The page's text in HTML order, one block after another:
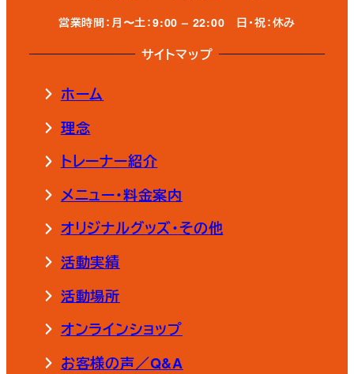
営業時間：月〜土：9:00 – 22:00
日・祝：休み
サイトマップ
ホーム
理念
トレーナー紹介
メニュー・料金案内
オリジナルグッズ・その他
活動実績
活動場所
オンラインショップ
お客様の声／Q&A